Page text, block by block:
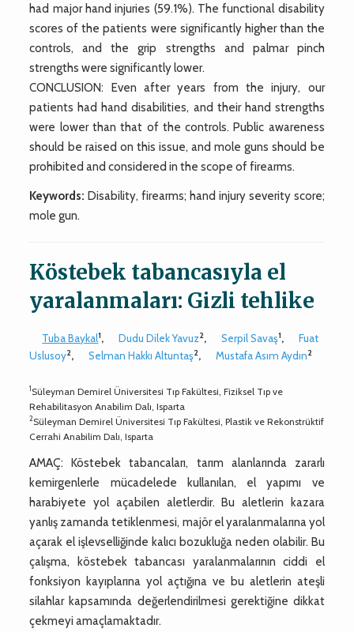
had major hand injuries (59.1%). The functional disability
scores of the patients were significantly higher than the
controls, and the grip strengths and palmar pinch
strengths were significantly lower.
CONCLUSION: Even after years from the injury, our
patients had hand disabilities, and their hand strengths
were lower than that of the controls. Public awareness
should be raised on this issue, and mole guns should be
prohibited and considered in the scope of firearms.
Keywords: Disability, firearms; hand injury severity score;
mole gun.
Köstebek tabancasıyla el
yaralanmaları: Gizli tehlike
Tuba Baykal1, Dudu Dilek Yavuz2, Serpil Savaş1,
Fuat
Uslusoy2, Selman Hakkı Altuntaş2, Mustafa Asım Aydın2
1Süleyman Demirel Üniversitesi Tıp Fakültesi, Fiziksel Tıp ve
Rehabilitasyon Anabilim Dalı, Isparta
2Süleyman Demirel Üniversitesi Tıp Fakültesi, Plastik ve Rekonstrüktif
Cerrahi Anabilim Dalı, Isparta
AMAÇ: Köstebek tabancaları, tarım alanlarında zararlı
kemirgenlerle mücadelede kullanılan, el yapımı ve
harabiyete yol açabilen aletlerdir. Bu aletlerin kazara
yanlış zamanda tetiklenmesi, majör el yaralanmalarına yol
açarak el işlevselliğinde kalıcı bozukluğa neden olabilir. Bu
çalışma, köstebek tabancası yaralanmalarının ciddi el
fonksiyon kayıplarına yol açtığına ve bu aletlerin ateşli
silahlar kapsamında değerlendirilmesi gerektiğine dikkat
çekmeyi amaçlamaktadır.